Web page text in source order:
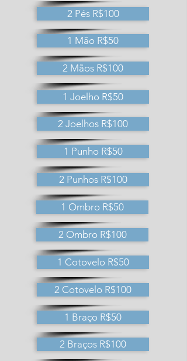
2 Pés R$100
1 Mão R$50
2 Mãos R$100
1 Joelho R$50
2 Joelhos R$100
1 Punho R$50
2 Punhos R$100
1 Ombro R$50
2 Ombro R$100
1 Cotovelo R$50
2 Cotovelo R$100
1 Braço R$50
2 Braços R$100